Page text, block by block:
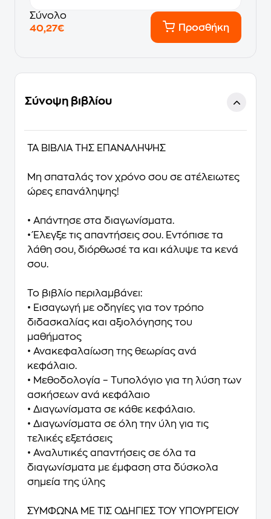
Σύνολο
40,27€
Προσθήκη
Σύνοψη βιβλίου
ΤΑ ΒΙΒΛΙΑ ΤΗΣ ΕΠΑΝΑΛΗΨΗΣ
Μη σπαταλάς τον χρόνο σου σε ατέλειωτες
ώρες επανάληψης!
• Απάντησε στα διαγωνίσματα.
• Έλεγξε τις απαντήσεις σου. Εντόπισε τα
λάθη σου, διόρθωσέ τα και κάλυψε τα κενά
σου.
Το βιβλίο περιλαμβάνει:
• Εισαγωγή με οδηγίες για τον τρόπο
διδασκαλίας και αξιολόγησης του
μαθήματος
• Ανακεφαλαίωση της θεωρίας ανά
κεφάλαιο.
• Μεθοδολογία – Τυπολόγιο για τη λύση των
ασκήσεων ανά κεφάλαιο
• Διαγωνίσματα σε κάθε κεφάλαιο.
• Διαγωνίσματα σε όλη την ύλη για τις
τελικές εξετάσεις
• Αναλυτικές απαντήσεις σε όλα τα
διαγωνίσματα με έμφαση στα δύσκολα
σημεία της ύλης
ΣΥΜΦΩΝΑ ΜΕ ΤΙΣ ΟΔΗΓΙΕΣ ΤΟΥ ΥΠΟΥΡΓΕΙΟΥ